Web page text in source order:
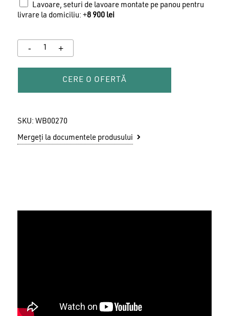
Lavoare, seturi de lavoare montate pe panou pentru
livrare la domiciliu: +8 900 lei
CERE O OFERTĂ
SKU: WB00270
Mergeți la documentele produsului